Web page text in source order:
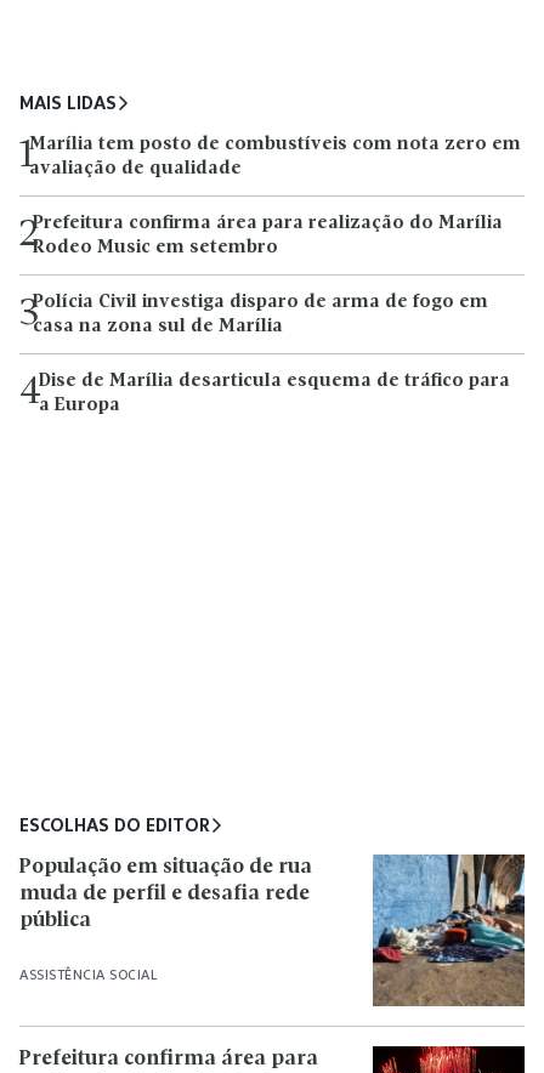
MAIS LIDAS
1Marília tem posto de combustíveis com nota zero em
avaliação de qualidade
2Prefeitura confirma área para realização do Marília
Rodeo Music em setembro
3Polícia Civil investiga disparo de arma de fogo em
casa na zona sul de Marília
4Dise de Marília desarticula esquema de tráfico para
a Europa
ESCOLHAS DO EDITOR
ASSISTÊNCIA SOCIAL
População em situação de rua
muda de perfil e desafia rede
pública
Prefeitura confirma área para